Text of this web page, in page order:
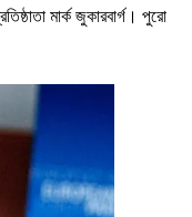
মার্ক জুকারবার্গ। পুরো